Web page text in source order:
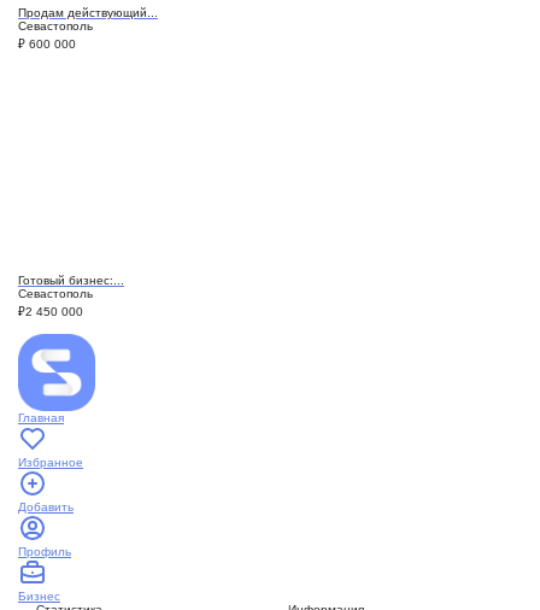
Продам действующий...
Севастополь
₽ 600 000
Готовый бизнес:...
Севастополь
₽2 450 000
Главная
Избранное
Добавить
Профиль
Бизнес